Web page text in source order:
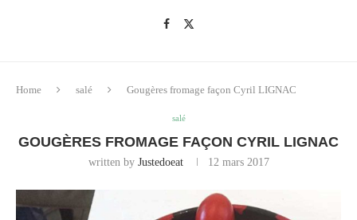
Home salé Gougères fromage façon Cyril LIGNAC
salé
GOUGÈRES FROMAGE FAÇON CYRIL LIGNAC
written by Justedoeat 12 mars 2017